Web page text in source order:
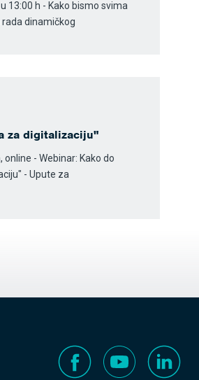
13:00 h - Kako bismo svima
dinamičkog
za digitalizaciju"
online - Webinar: Kako do
- Upute za